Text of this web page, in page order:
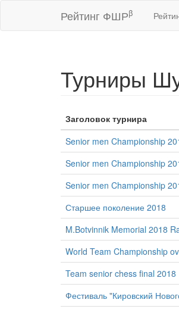
Рейтинг ФШРβ
Турниры
Заголовок турнира
Senior men Championship
Senior men Championship
Senior men Championship
Старшее поколение 2018
M.Botvinnik Memorial 2018
World Team Championship
Team senior chess final 2018
Фестиваль "Кировский